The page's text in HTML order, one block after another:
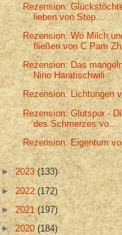
Rezension:
lieben von Step...
Rezension: Wo Milch
fließen von C Pam
Rezension: Das
Nino Haratischwili
Rezension: Lichtungen
Rezension: Glutspur -
des Schmerzes vo...
Rezension: Eigentum
►2023(133)
► 2022(172)
►2021(197)
►2020 (184)